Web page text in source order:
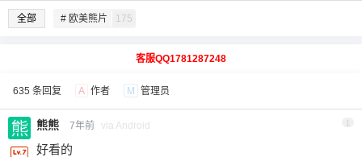
全部 # 欧美熊片 175
客服QQ1781287248
635 条回复 A 作者 M 管理员
熊熊 7年前 via Android
好看的